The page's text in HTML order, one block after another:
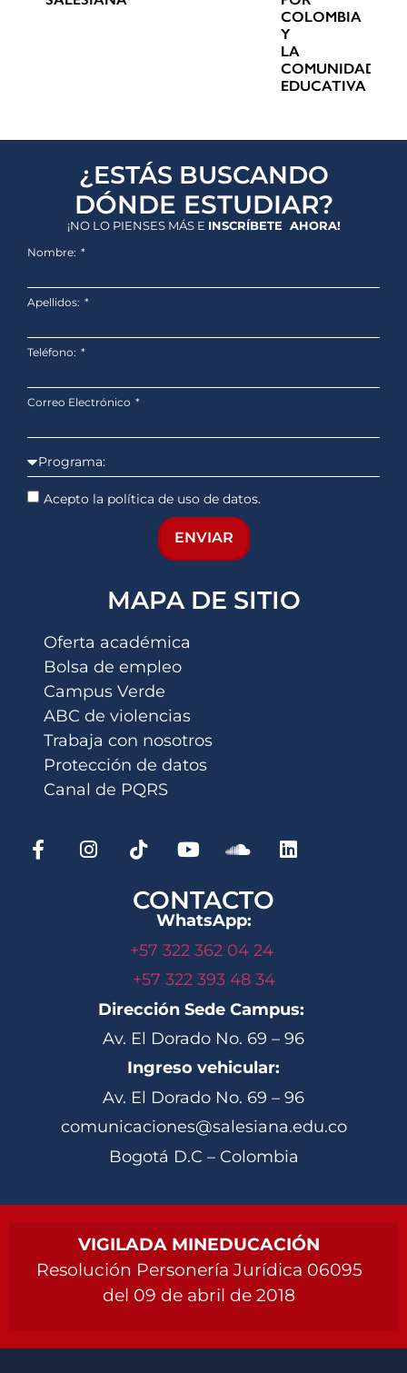
COLOMBIA
Y
LA
COMUNIDAD
EDUCATIVA
¿ESTÁS BUSCANDO
DÓNDE ESTUDIAR?
¡NO LO PIENSES MÁS E INSCRÍBETE AHORA!
Nombre:
Apellidos:
Teléfono:
Correo Electrónico
Acepto la política de uso de datos.
ENVIAR
MAPA DE SITIO
Oferta académica
Bolsa de empleo
Campus Verde
ABC de violencias
Trabaja con nosotros
Protección de datos
Canal de PQRS
CONTACTO
WhatsApp:
+57 322 362 04 24
+57 322 393 48 34
Dirección Sede Campus:
Av. El Dorado No. 69 – 96
Ingreso vehicular:
Av. El Dorado No. 69 – 96
comunicaciones@salesiana.edu.co
Bogotá D.C – Colombia
VIGILADA MINEDUCACIÓN
Resolución Personería Jurídica 06095
del 09 de abril de 2018